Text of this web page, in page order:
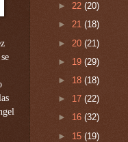
► 22 (20)
► 21 (18)
► 20 (21)
► 19 (29)
► 18 (18)
► 17 (22)
► 16 (32)
► 15 (19)